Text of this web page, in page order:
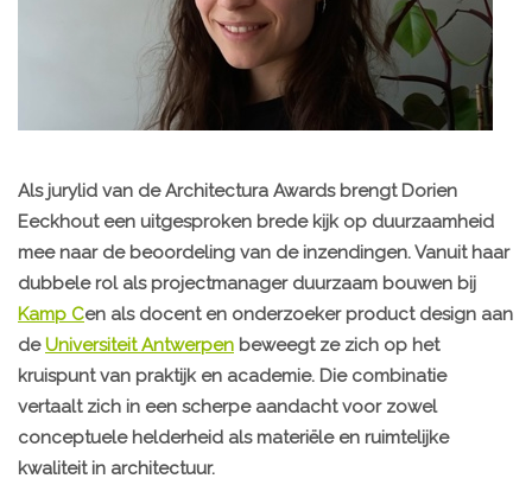
Als jurylid van de Architectura Awards brengt Dorien
Eeckhout een uitgesproken brede kijk op duurzaamheid
mee naar de beoordeling van de inzendingen. Vanuit haar
dubbele rol als projectmanager duurzaam bouwen bij
Kamp Cen als docent en onderzoeker product design aan
deUniversiteit Antwerpen beweegt ze zich op het
kruispunt van praktijk en academie. Die combinatie
vertaalt zich in een scherpe aandacht voor zowel
conceptuele helderheid als materiële en ruimtelijke
kwaliteit in architectuur.